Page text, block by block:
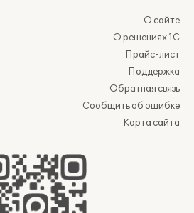
О сайте
О решениях 1С
Прайс-лист
Поддержка
Обратная связь
Сообщить об ошибке
Карта сайта